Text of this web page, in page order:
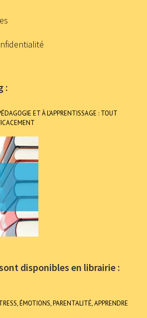
:
ET À L’APPRENTISSAGE : TOUT
disponibles en librairie :
ÉMOTIONS, PARENTALITÉ, APPRENDRE